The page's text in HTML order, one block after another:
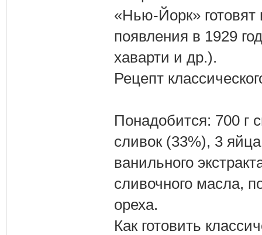
«Нью-Йорк»
появления в 1929
хаварти и др.).
Рецепт
Понадобится: 700 г
сливок (33%), 3
ванильного
сливочного масла,
ореха.
Как готовить